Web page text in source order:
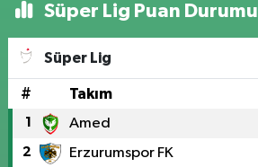
Süper Lig Puan Durumu
Süper Lig
# Takım
1 Amed
2 Erzurumspor FK